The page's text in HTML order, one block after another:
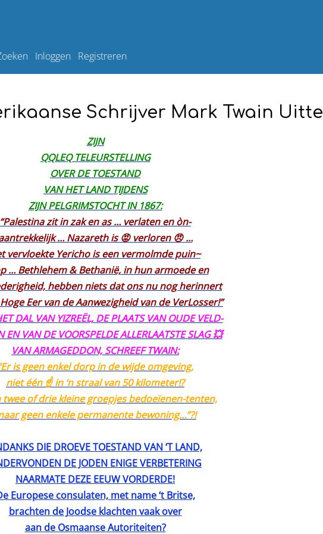
Inloggen Registreren
Schrijver Mark Twain Uitte
ZIJN
QQLEQ TELEURSTELLING
OVER DE TOESTAND
VAN HET LAND TIJDENS
ZIJN PELGRIMSTOCHT IN 1867:
“Palestina zit in zak en as … verlaten en òn-
… Nazareth is 😡 verloren 😠 …
vervloekte Yericho is een vermolmde puin~
… Bethlehem & Bethanië, in hun armoede en
hebben niets dat ons nu nog herinnert
Eer van de Aanwezigheid van de VerLosser!”
DAL VAN YIZREËL, DE PLAATS VAN OUDE VELD-
EN VAN DE VOORSPELDE ALLERLAATSTE SLAG 💥
VAN ARMAGEDDON, SCHREEF TWAIN:
is geen enkel dorp in de wijde omgeving,
niet één ☝️ in ‘n straal van 50 kilometer!?
twee of drie kleine groepjes bedoeïenen-tenten,
geen enkele permanente bewoning…”?!
DIE DROEVE TOESTAND VAN ‘T LAND,
DE JODEN ENIGE VERBETERING
NAARMATE DEZE EEUW VORDERDE!
Europese consulaten, met name ‘t Britse,
brachten de Joodse klachten vaak over
aan de Osmaanse Autoriteiten?